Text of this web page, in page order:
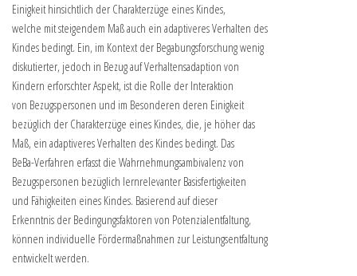
Einigkeit hinsichtlich der Charakterzüge eines Kindes,
welche mit steigendem Maß auch ein adaptiveres Verhalten des
Kindes bedingt. Ein, im Kontext der Begabungsforschung wenig
diskutierter, jedoch in Bezug auf Verhaltensadaption von
Kindern erforschter Aspekt, ist die Rolle der Interaktion
von Bezugspersonen und im Besonderen deren Einigkeit
bezüglich der Charakterzüge eines Kindes, die, je höher das
Maß, ein adaptiveres Verhalten des Kindes bedingt. Das
BeBa-Verfahren erfasst die Wahrnehmungsambivalenz von
Bezugspersonen bezüglich lernrelevanter Basisfertigkeiten
und Fähigkeiten eines Kindes. Basierend auf dieser
Erkenntnis der Bedingungsfaktoren von Potenzialentfaltung,
können individuelle Fördermaßnahmen zur Leistungsentfaltung
entwickelt werden.